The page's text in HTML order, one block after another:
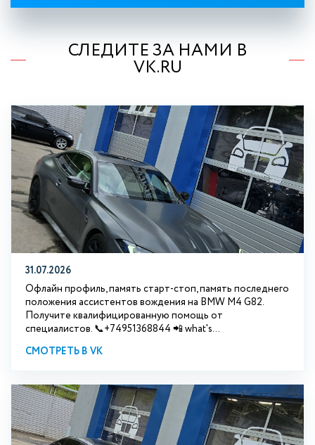
СЛЕДИТЕ ЗА НАМИ В
VK.RU
31.07.2026
Офлайн профиль, память старт-стоп, память последнего
положения ассистентов вождения на BMW М4 G82.
Получите квалифицированную помощь от
специалистов. 📞+74951368844 📲 what's...
СМОТРЕТЬ В VK